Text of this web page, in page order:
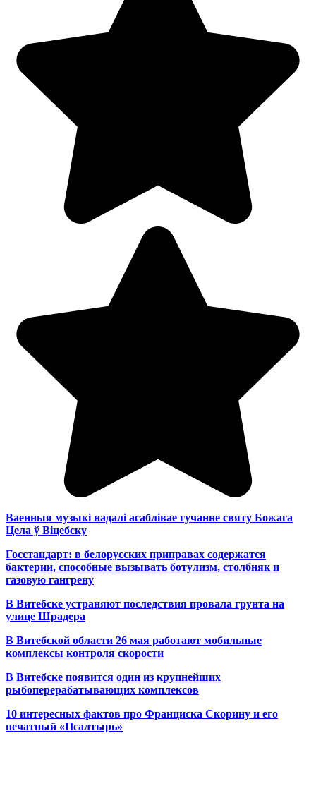
Ваенныя музыкі надалі асаблівае гучанне святу Божага
Цела ў Віцебску
Госстандарт: в белорусских приправах содержатся
бактерии, способные вызывать ботулизм, столбняк и
газовую гангрену
В Витебске устраняют последствия провала грунта на
улице Шрадера
В Витебской области 26 мая работают мобильные
комплексы контроля скорости
В Витебске появится один из крупнейших
рыбоперерабатывающих комплексов
10 интересных фактов про Франциска Скорину и его
печатный «Псалтырь»